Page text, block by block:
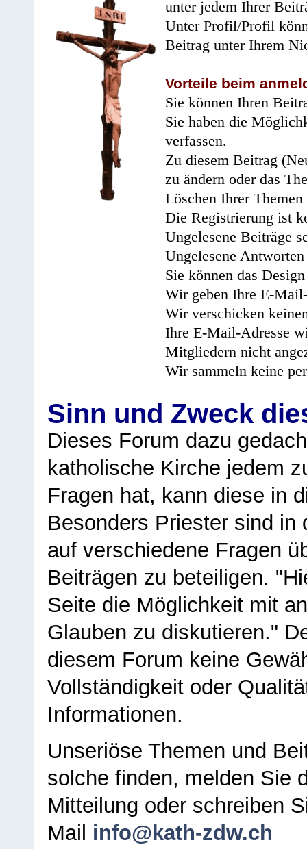
unter jedem Ihrer
Unter Profil/Profil
Beitrag unter Ihrem
Vorteile beim
Sie können Ihren
Sie haben die
verfassen.
Zu diesem Beitrag
zu ändern oder das
Löschen Ihrer
Die Registrierung ist
Ungelesene Beiträge
Ungelesene
Sie können das
Wir geben Ihre E-
Wir verschicken
Ihre E-Mail-Adresse
Mitgliedern nicht
Wir sammeln keine
Sinn und Zweck
Dieses Forum dazu
katholische Kirche jedem
Fragen hat, kann diese in
Besonders Priester sind in
auf verschiedene Fragen
Beiträgen zu beteiligen.
Seite die Möglichkeit mit
Glauben zu diskutieren."
diesem Forum keine
Vollständigkeit oder
Informationen.
Unseriöse Themen und
solche finden, melden Sie
Mitteilung oder schreiben
Mail info@kath-zdw.ch